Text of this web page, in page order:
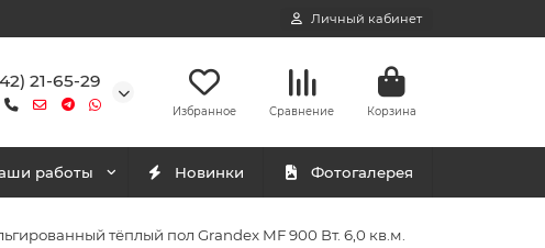
Личный кабинет
21-65-29
Избранное Сравнение Корзина
работы Новинки Фотогалерея
тёплый пол Grandex MF 900 Вт. 6,0 кв.м.